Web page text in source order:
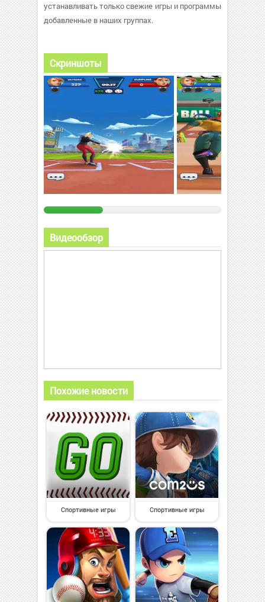
устанавливать только свежие игры и программы
добавленные в наших группах.
Скриншоты
Видеообзор
Похожие новости
Спортивные игры Спортивные игры